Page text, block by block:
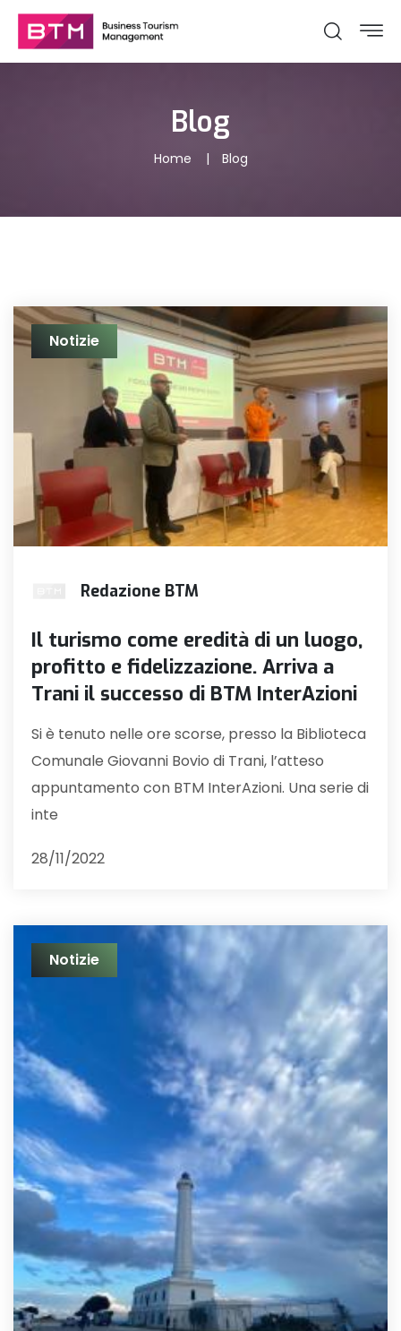
Blog
Home Blog
Notizie
Redazione BTM
Il turismo come eredità di un luogo,
profitto e fidelizzazione. Arriva a
Trani il successo di BTM InterAzioni
Si è tenuto nelle ore scorse, presso la Biblioteca
Comunale Giovanni Bovio di Trani, l’atteso
appuntamento con BTM InterAzioni. Una serie di
inte
28/11/2022
Notizie